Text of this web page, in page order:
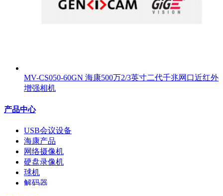
MV-CS050-60GN 海康500万2/3英寸二代千兆网口近红外
增强相机
产品中心
USB会议设备
海康产品
网络摄像机
硬盘录像机
球机
解码器